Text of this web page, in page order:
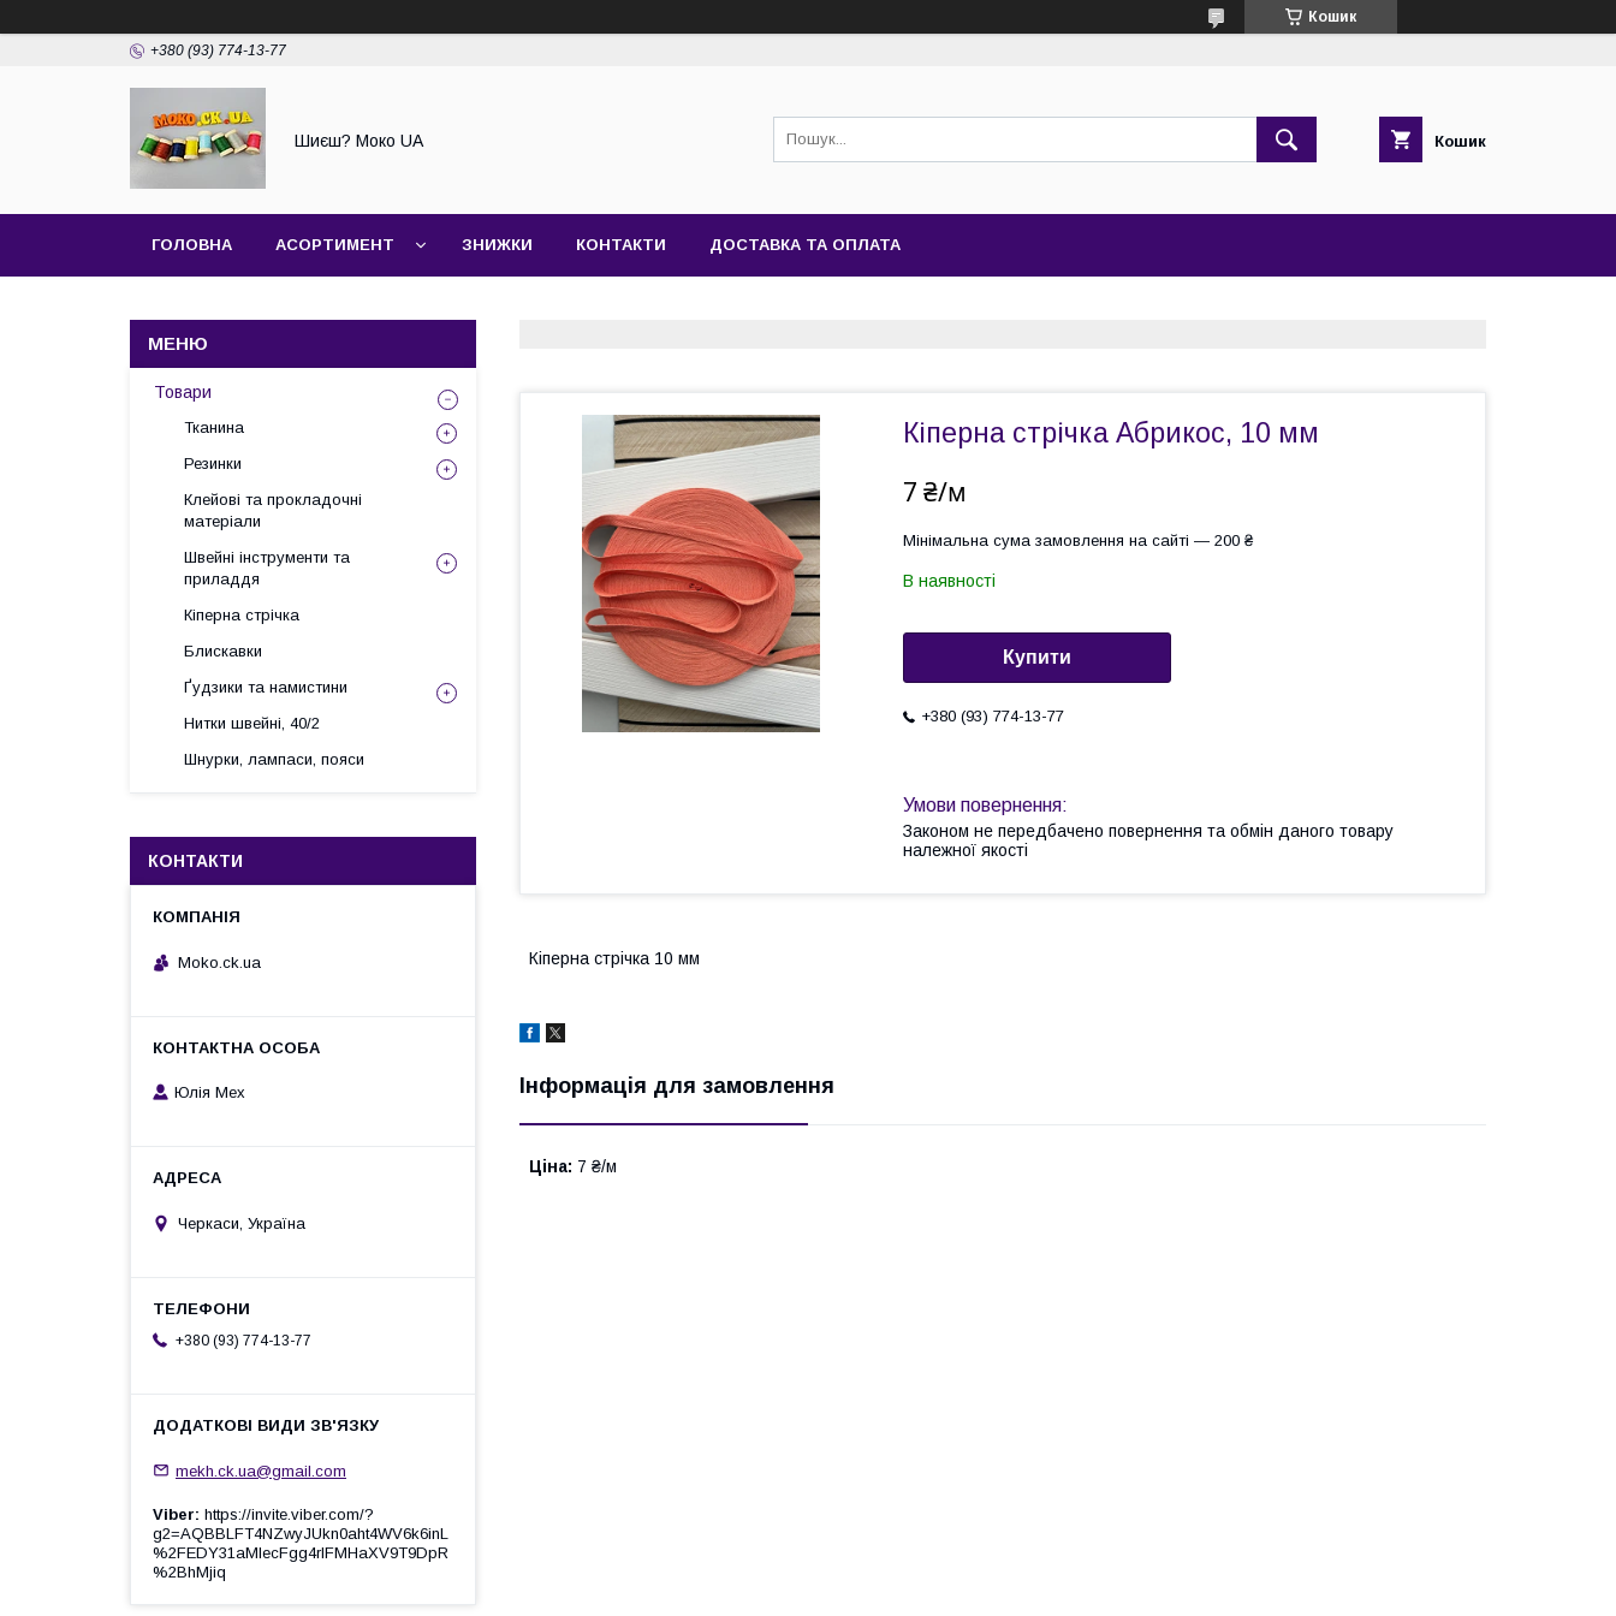
Кошик
+380 (93) 774-13-77
Шиєш? Моко UA Кошик
ГОЛОВНА АСОРТИМЕНТ ЗНИЖКИ КОНТАКТИ ДОСТАВКА ТА ОПЛАТА
Кіперна стрічка Абрикос, 10 мм
7 ₴/м
Мінімальна сума замовлення на сайті — 200 ₴
В наявності
Купити
+380 (93) 774-13-77
Законом не передбачено повернення та обмін даного товару
належної якості
Кіперна стрічка 10 мм
Інформація для замовлення
Ціна: 7 ₴/м
Товари
Тканина
Резинки
Клейові та прокладочні
матеріали
Швейні інструменти та
приладдя
Кіперна стрічка
Блискавки
Ґудзики та намистини
Нитки швейні, 40/2
Шнурки, лампаси, пояси
КОНТАКТИ
Moko.ck.ua
Юлія Мех
Черкаси, Україна
+380 (93) 774-13-77
mekh.ck.ua@gmail.com
Viber https://invite.viber.com/?
g2=AQBBLFT4NZwyJUkn0aht4WV6k6inL
%2FEDY31aMlecFgg4rlFMHaXV9T9DpR
%2BhMjiq